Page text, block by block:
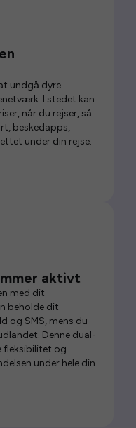
undgå dyre
I stedet kan
når du rejser, så
beskedapps,
under din rejse.
aktivt
med dit
beholde dit
og SMS, mens du
Denne dual-
fleksibilitet og
under hele din